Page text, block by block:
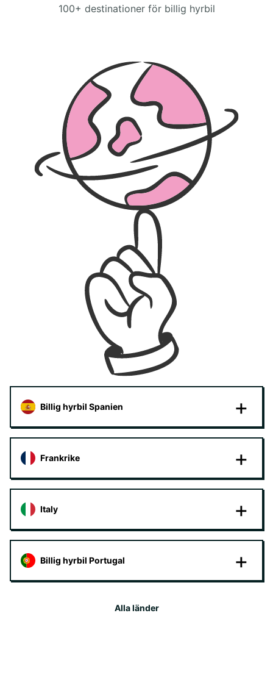
100+ destinationer för billig hyrbil
Billig hyrbil Spanien
Frankrike
Italy
Billig hyrbil Portugal
Alla länder